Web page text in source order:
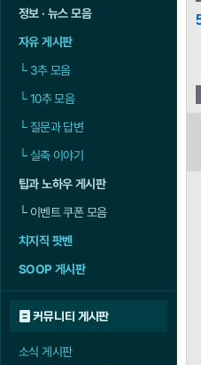
정보 · 뉴스 모음
자유 게시판
└3추 모음
└10추 모음
└질문과 답변
└실축 이야기
팁과 노하우 게시판
└이벤트 쿠폰 모음
치지직 팟벤
SOOP 게시판
커뮤니티 게시판
소식 게시판